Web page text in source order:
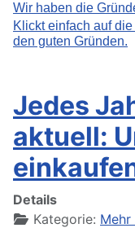
Wir haben die
Klickt einfach auf
den guten Gründen.
Jedes
aktuell:
Details
Kategorie: